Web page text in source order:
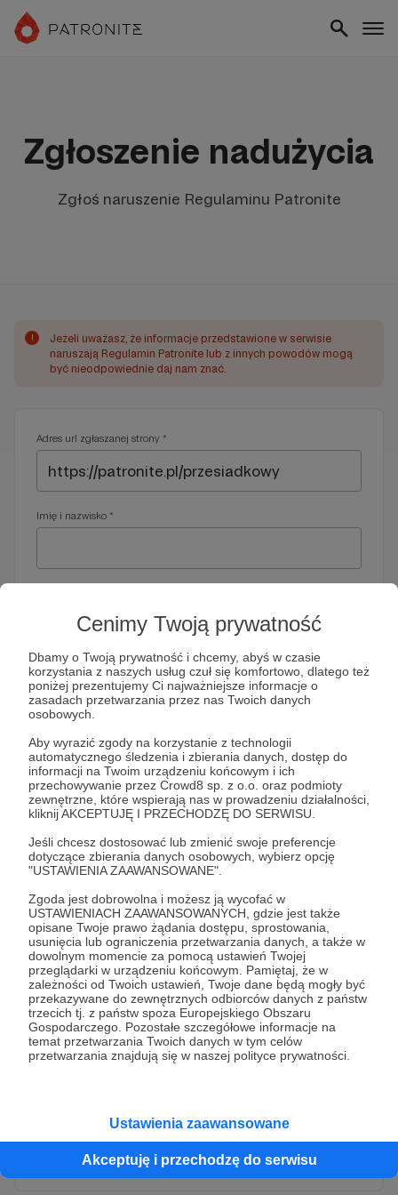
Cenimy Twoją prywatność
Dbamy o Twoją prywatność i chcemy, abyś w czasie
korzystania z naszych usług czuł się komfortowo, dlatego też
poniżej prezentujemy Ci najważniejsze informacje o
zasadach przetwarzania przez nas Twoich danych
osobowych.
Aby wyrazić zgody na korzystanie z technologii
automatycznego śledzenia i zbierania danych, dostęp do
informacji na Twoim urządzeniu końcowym i ich
przechowywanie przez Crowd8 sp. z o.o. oraz podmioty
zewnętrzne, które wspierają nas w prowadzeniu działalności,
kliknij AKCEPTUJĘ I PRZECHODZĘ DO SERWISU.
Jeśli chcesz dostosować lub zmienić swoje preferencje
dotyczące zbierania danych osobowych, wybierz opcję
"USTAWIENIA ZAAWANSOWANE".
Zgoda jest dobrowolna i możesz ją wycofać w
USTAWIENIACH ZAAWANSOWANYCH, gdzie jest także
opisane Twoje prawo żądania dostępu, sprostowania,
usunięcia lub ograniczenia przetwarzania danych, a także w
dowolnym momencie za pomocą ustawień Twojej
przeglądarki w urządzeniu końcowym. Pamiętaj, że w
zależności od Twoich ustawień, Twoje dane będą mogły być
przekazywane do zewnętrznych odbiorców danych z państw
trzecich tj. z państw spoza Europejskiego Obszaru
Gospodarczego. Pozostałe szczegółowe informacje na
temat przetwarzania Twoich danych w tym celów
przetwarzania znajdują się w naszej polityce prywatności.
Ustawienia zaawansowane
Akceptuję i przechodzę do serwisu
Zgłoszenie nadużycia
Zgłoś naruszenie Regulaminu Patronite
!
Jeżeli uważasz, że informacje przedstawione w serwisie
naruszają Regulamin Patronite lub z innych powodów mogą
być nieodpowiednie daj nam znać.
Adres url zgłaszanej strony *
Imię i nazwisko *
Telefon *
dodatkowe pytania
Treść wiadomości *
* Wyrażam zgodę na przetwarzanie moich danych
osobowych przez Patronite
Administratorem Twoich danych osobowych jest Crowd8 sp. z o.o.
z siedziba w Warszawie, ul. Żwirki i Wigury 16, 02-092 Warszawa.
Twoje dane osobowe będą przetwarzane w szczególności w celu
wykonania umowy zawartej z Tobą, w tym do umożliwienia
Gwarantujemy spełnienie wszystkich Twoich praw wynikających
z ogólnego rozporządzenia o ochronie danych, tj. prawo dostępu,
sprostowania oraz usunięcia Twoich danych, ograniczenia ich
rozwiń zgodę
Wyślij zgłoszenie